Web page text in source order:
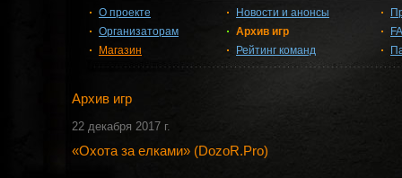
О проекте
Организаторам
Магазин
Новости и анонсы
Архив игр
Рейтинг команд
Архив игр
22 декабря 2017 г.
«Охота за елками» (DozoR.Pro)